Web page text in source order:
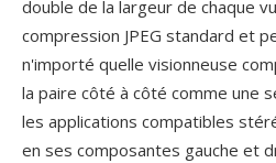
double de la largeur de chaque
compression JPEG standard et
n'importé quelle visionneuse
la paire côté à côté comme une
les applications compatibles
en ses composantes gauche et